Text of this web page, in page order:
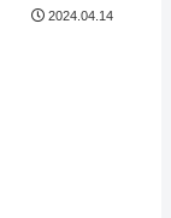
2024.04.14